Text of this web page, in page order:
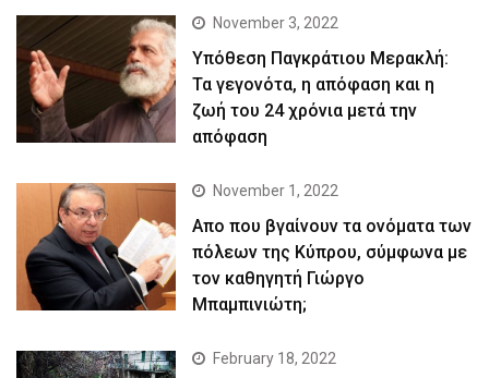
November 3, 2022
Yπόθεση Παγκράτιου Μερακλή:
Τα γεγονότα, η απόφαση και η
ζωή του 24 χρόνια μετά την
απόφαση
November 1, 2022
Απο που βγαίνουν τα ονόματα των
πόλεων της Κύπρου, σύμφωνα με
τον καθηγητή Γιώργο
Μπαμπινιώτη;
February 18, 2022